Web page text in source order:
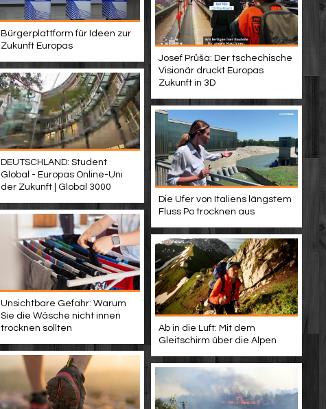
Bürgerplattform für Ideen zur
Zukunft Europas
Josef Průša: Der tschechische
Visionär druckt Europas
Zukunft in 3D
DEUTSCHLAND: Student
Global - Europas Online-Uni
der Zukunft | Global 3000
Die Ufer von Italiens längstem
Fluss Po trocknen aus
Unsichtbare Gefahr: Warum
Sie die Wäsche nicht innen
trocknen sollten
Ab in die Luft: Mit dem
Gleitschirm über die Alpen